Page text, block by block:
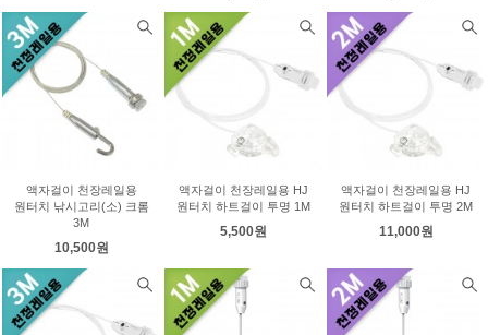
액자걸이 천장레일용
원터치 낚시고리(소) 크롬
3M
10,500원
액자걸이 천장레일용 HJ
원터치 하트걸이 투명 1M
5,500원
액자걸이 천장레일용 HJ
원터치 하트걸이 투명 2M
11,000원